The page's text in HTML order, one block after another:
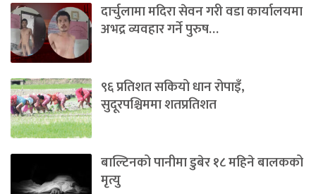
दार्चुलामा मदिरा सेवन गरी वडा कार्यालयमा
अभद्र व्यवहार गर्ने पुरुष…
९६ प्रतिशत सकियो धान रोपाइँ,
सुदूरपश्चिममा शतप्रतिशत
बाल्टिनको पानीमा डुबेर १८ महिने बालकको
मृत्यु